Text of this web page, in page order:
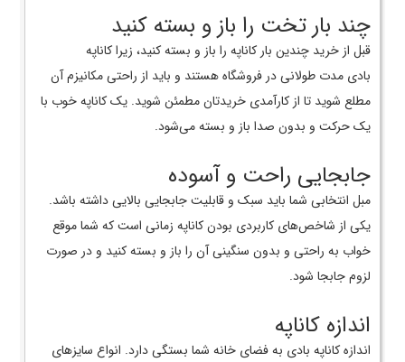
چند بار تخت را باز و بسته کنید
قبل از خرید چندین بار کاناپه را باز و بسته کنید، زیرا کاناپه
بادی مدت طولانی در فروشگاه هستند و باید از راحتی مکانیزم آن
مطلع شوید تا از کارآمدی خریدتان مطمئن شوید. یک کاناپه خوب با
یک حرکت و بدون صدا باز و بسته می‌شود.
جابجایی راحت و آسوده
مبل انتخابی شما باید سبک و قابلیت جابجایی بالایی داشته باشد.
یکی از شاخص‌های کاربردی بودن کاناپه زمانی است که شما موقع
خواب به راحتی و بدون سنگینی آن را باز و بسته کنید و در صورت
لزوم جابجا شود.
اندازه کاناپه
اندازه کاناپه بادی به فضای خانه شما بستگی دارد. انواع سایز‌های